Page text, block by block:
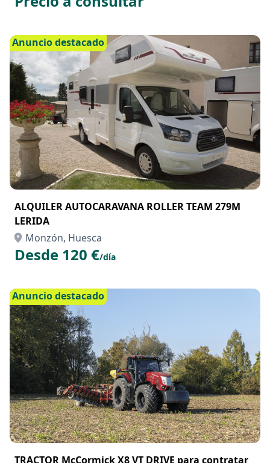
Anuncio destacado
ALQUILER AUTOCARAVANA ROLLER TEAM 279M
LERIDA
Monzón, Huesca
Desde 120 €/día
Anuncio destacado
TRACTOR McCormick X8 VT DRIVE para contratar